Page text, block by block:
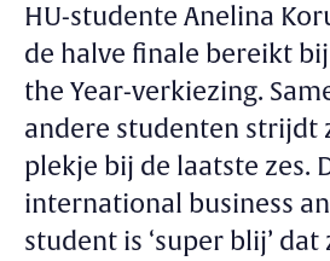
HU-studente Anelina
de halve finale bereikt
the Year-verkiezing.
andere studenten strijdt
plekje bij de laatste zes.
international business
student is ‘super blij’